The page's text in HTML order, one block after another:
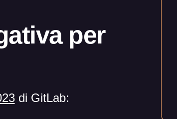
per
di GitLab: